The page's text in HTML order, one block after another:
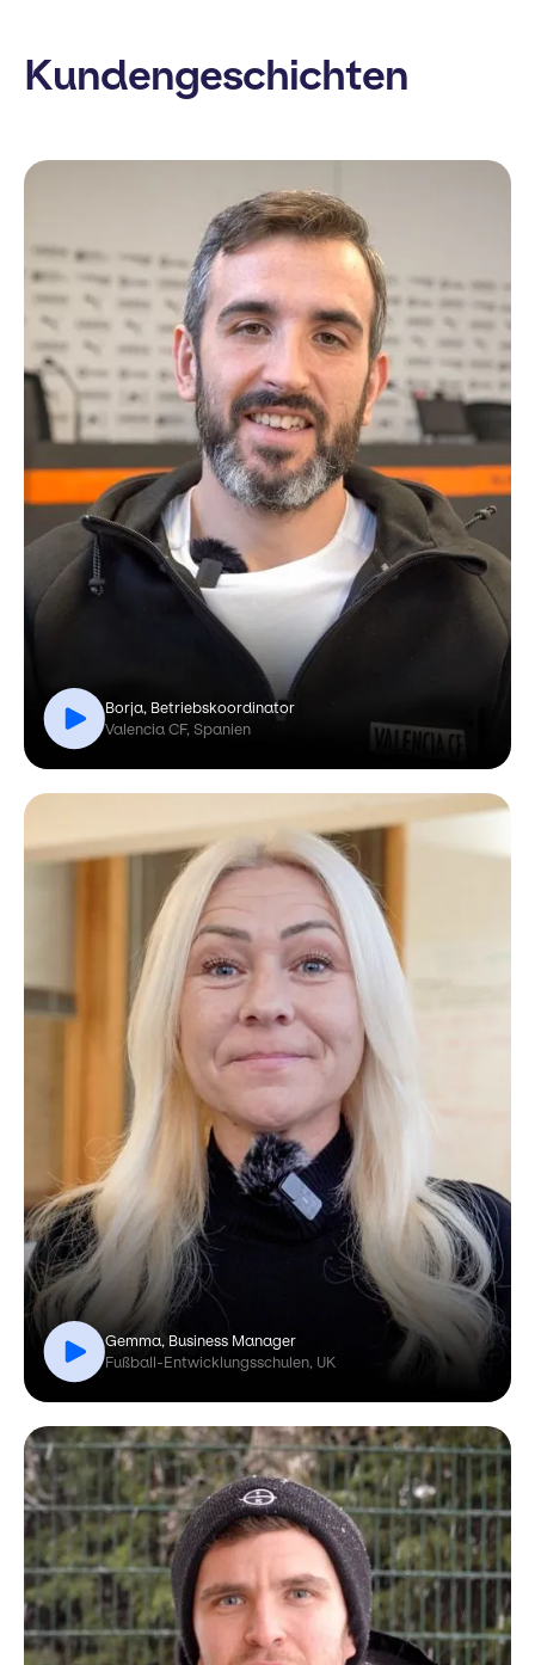
Kundengeschichten
Borja, Betriebskoordinator
Valencia CF, Spanien
Gemma, Business Manager
Fußball-Entwicklungsschulen, UK